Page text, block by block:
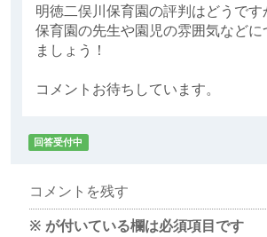
明徳二俣川保育園の評判はどうで
保育園の先生や園児の雰囲気など
ましょう！
コメントお待ちしています。
回答受付中
コメントを残す
※ が付いている欄は必須項目です